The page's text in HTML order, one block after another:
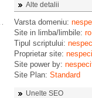
Alte detalii
Varsta domeniu:
Site in limba/limbile: ro
Tipul scriptului:
Proprietar site:
Site power by:
Site Plan: Standard
Unelte SEO